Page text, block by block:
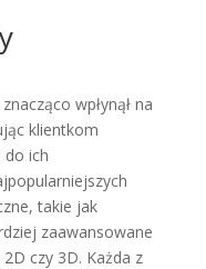
wpłynął na
klientkom
do ich
takie jak
zaawansowane
czy 3D. Każda z